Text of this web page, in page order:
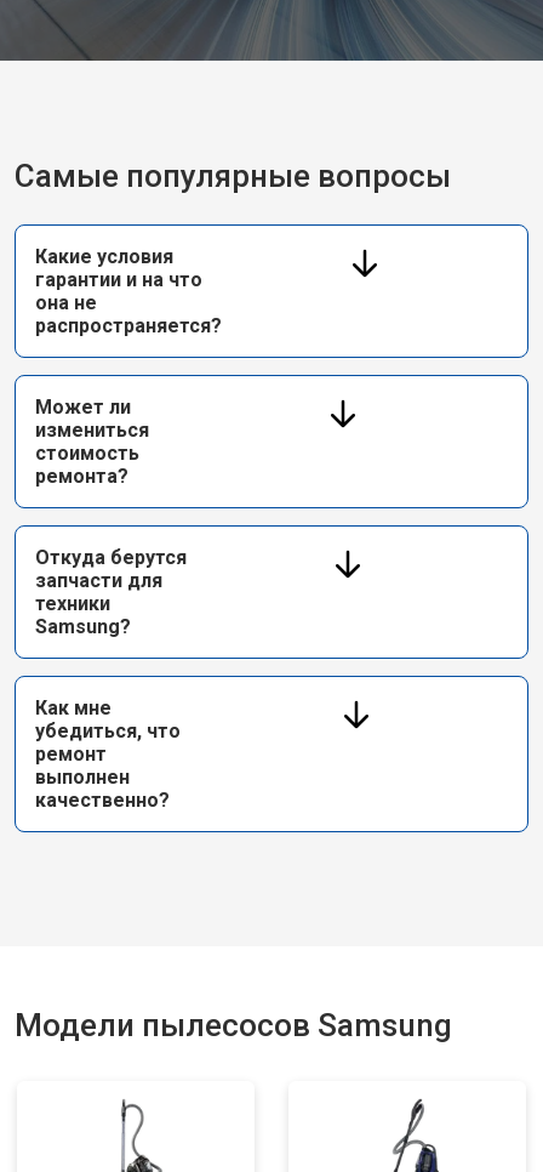
Самые популярные вопросы
Какие условия
гарантии и на что
она не
распространяется?
Может ли
измениться
стоимость
ремонта?
Откуда берутся
запчасти для
техники
Samsung?
Как мне
убедиться, что
ремонт
выполнен
качественно?
Модели пылесосов Samsung